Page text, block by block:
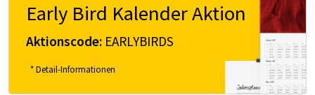
Early Bird Kalender Aktion
Aktionscode: EARLYBIRDS
* Detail-Informationen